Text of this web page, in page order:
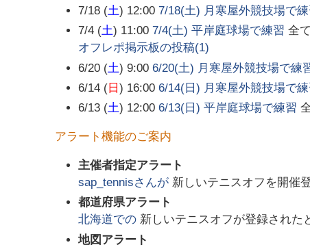
7/18 (土) 12:00 7/18(土) 月寒屋外競技場で
7/4 (土) 11:00 7/4(土) 平岸庭球場で練習 全
オフレポ掲示板の投稿(1)
6/20 (土) 9:00 6/20(土) 月寒屋外競技場で練
6/14 (日 ) 16:00 6/14(日) 月寒屋外競技場で
6/13 (土) 12:00 6/13(日) 平岸庭球場で練習
アラート機能のご案内
主催者指定アラート
sap_tennisさんが 新しいテニスオフを開催
都道府県アラート
北海道での 新しいテニスオフが登録された
地図アラート